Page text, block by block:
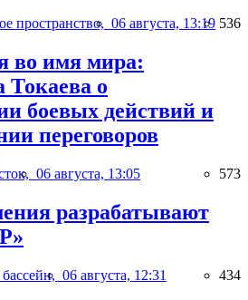
пространство, 06 августа, 13:19 536
во имя мира:
Токаева о
боевых действий и
переговоров
06 августа, 13:05 573
разрабатывают
06 августа, 12:31 434